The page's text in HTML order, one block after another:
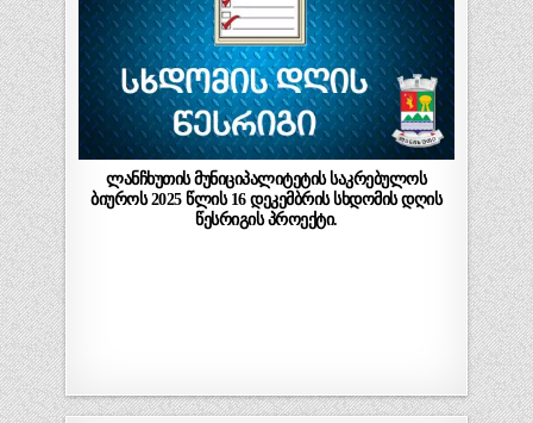
ლანჩხუთის მუნიციპალიტეტის საკრებულოს
ბიუროს 2025 წლის 16 დეკემბრის სხდომის დღის
წესრიგის პროექტი.